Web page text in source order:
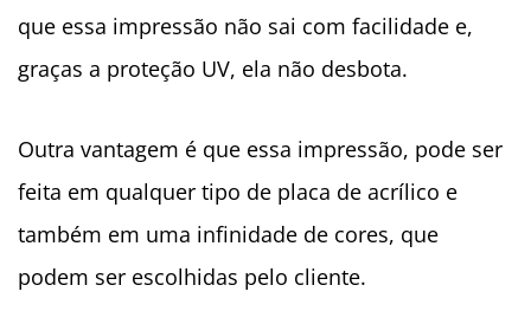
que essa impressão não sai com facilidade e,
graças a proteção UV, ela não desbota.
Outra vantagem é que essa impressão, pode ser
feita em qualquer tipo de placa de acrílico e
também em uma infinidade de cores, que
podem ser escolhidas pelo cliente.